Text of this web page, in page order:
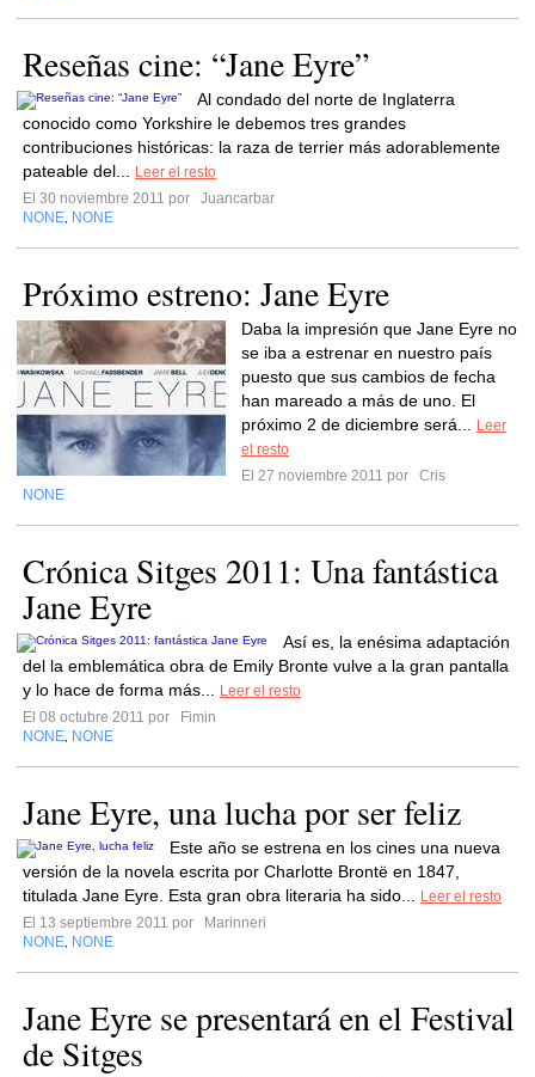
Reseñas cine: “Jane Eyre”
Al condado del norte de Inglaterra
conocido como Yorkshire le debemos tres grandes
contribuciones históricas: la raza de terrier más adorablemente
pateable del...
Leer el resto
El 30 noviembre 2011 por
Juancarbar
NONE NONE
Próximo estreno: Jane Eyre
Daba la impresión que Jane Eyre no
se iba a estrenar en nuestro país
puesto que sus cambios de fecha
han mareado a más de uno. El
próximo 2 de diciembre será...
Leer
el resto
El 27 noviembre 2011 por
Cris
NONE
Crónica Sitges 2011: Una fantástica
Jane Eyre
Así es, la enésima adaptación
del la emblemática obra de Emily Bronte vulve a la gran pantalla
y lo hace de forma más...
Leer el resto
El 08 octubre 2011 por
Fimin
NONE NONE
Jane Eyre, una lucha por ser feliz
Este año se estrena en los cines una nueva
versión de la novela escrita por Charlotte Brontë en 1847,
titulada Jane Eyre. Esta gran obra literaria ha sido...
Leer el resto
El 13 septiembre 2011 por
Marinneri
NONE NONE
Jane Eyre se presentará en el Festival
de Sitges